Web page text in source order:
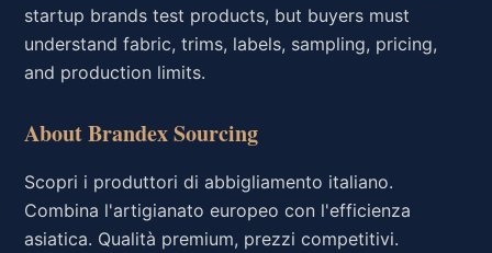
startup brands test products, but buyers must
understand fabric, trims, labels, sampling, pricing,
and production limits.
About Brandex Sourcing
Scopri i produttori di abbigliamento italiano.
Combina l'artigianato europeo con l'efficienza
asiatica. Qualità premium, prezzi competitivi.